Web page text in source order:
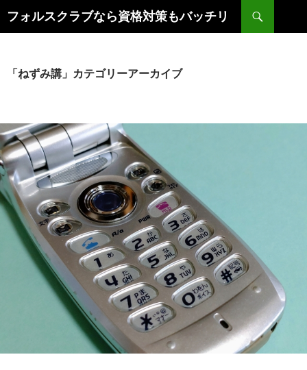
ン
キ
ッ
プ
フォルスクラブなら資格対策もバッチリ
索
「ねずみ講」カテゴリーアーカイブ